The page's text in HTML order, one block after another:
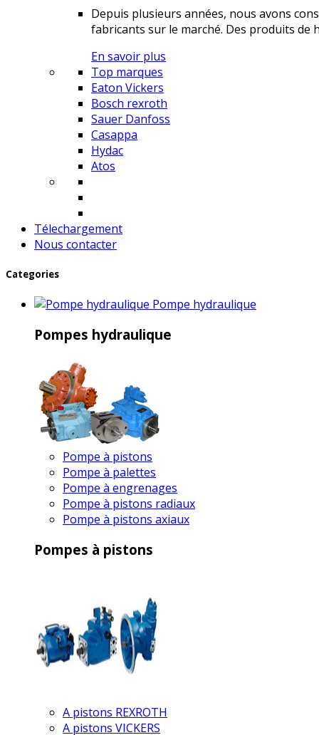
Depuis plusieurs années, nous avons
fabricants sur le marché. Des produits de
En savoir plus
Top marques
Eaton Vickers
Bosch rexroth
Sauer Danfoss
Casappa
Hydac
Atos
Télechargement
Nous contacter
Categories
Pompe hydraulique
Pompes hydraulique
Pompe à pistons
Pompe à palettes
Pompe à engrenages
Pompe à pistons radiaux
Pompe à pistons axiaux
Pompes à pistons
A pistons REXROTH
A pistons VICKERS